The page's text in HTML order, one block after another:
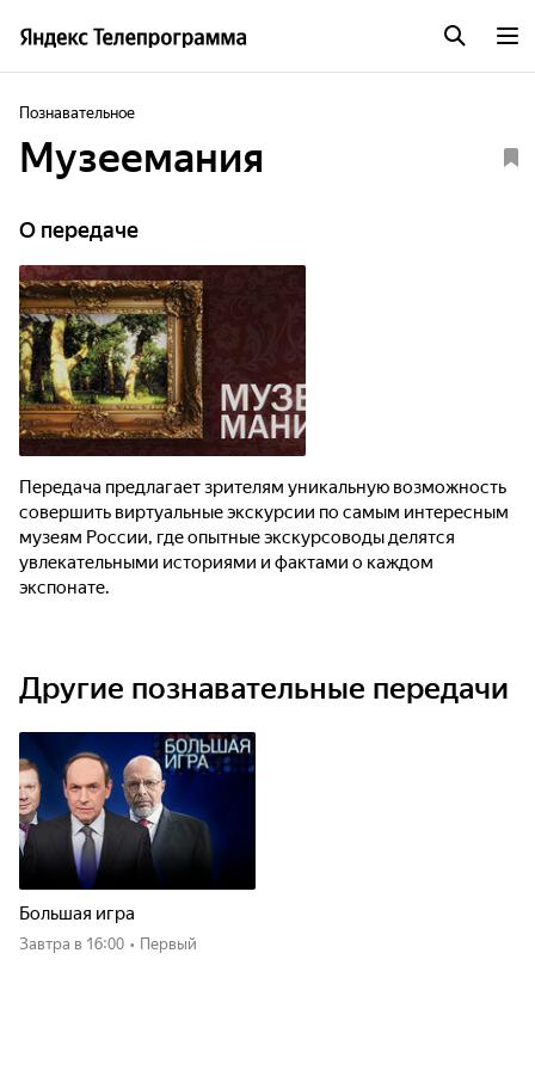
Познавательное
Музеемания
О передаче
Передача предлагает зрителям уникальную возможность
совершить виртуальные экскурсии по самым интересным
музеям России, где опытные экскурсоводы делятся
увлекательными историями и фактами о каждом
экспонате.
Другие познавательные передачи
Большая игра
Завтра в 16:00 • Первый